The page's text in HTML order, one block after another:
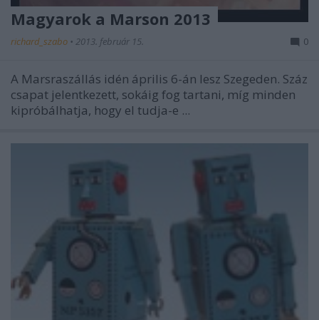
Magyarok a Marson 2013
richard_szabo • 2013. február 15. 0
A Marsraszállás idén április 6-án lesz Szegeden. Száz
csapat jelentkezett, sokáig fog tartani, míg minden
kipróbálhatja, hogy el tudja-e ...